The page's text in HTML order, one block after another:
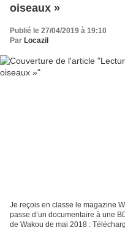
oiseaux »
Publié le 27/04/2019 à 19:10
Par Locazil
Je reçois en classe le magazine
passe d’un documentaire à une
de Wakou de mai 2018 :